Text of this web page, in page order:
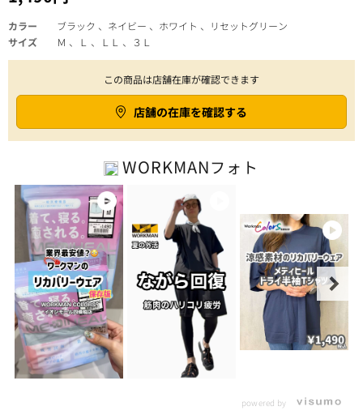
カラー
ブラック 、ネイビー 、ホワイト 、リセットグリーン
サイズ
Ｍ 、Ｌ 、ＬＬ 、３Ｌ
この商品は店舗在庫が確認できます
店舗の在庫を確認する
WORKMANフォト
powered by